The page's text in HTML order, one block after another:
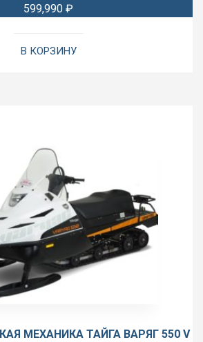
599,990 ₽
В КОРЗИНУ
МЕХАНИКА ТАЙГА ВАРЯГ 550 V